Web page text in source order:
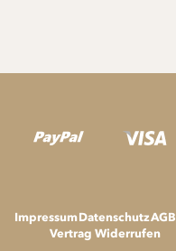
ImpressumDatenschutzAGB
Vertrag Widerrufen